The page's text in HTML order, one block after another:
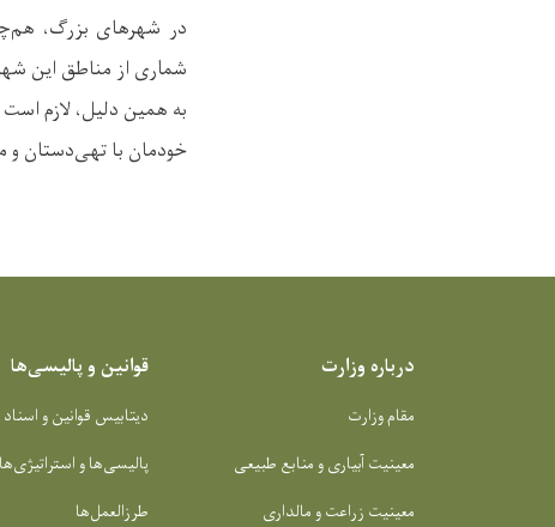
در شهرهای بزرگ،
شماری از مناطق این
به همین دلیل، لازم
خودمان با تهی‌دستان و
درباره وزارت
مقام وزارت
معینیت آبیاری و منابع طبیعی
معینیت زراعت و مالداری
قوانین و پالیسی‌ها
دیتابیس قوانین و اسناد
پالیسی‌ها و استراتیژی‌ها
طرزالعمل‌ها